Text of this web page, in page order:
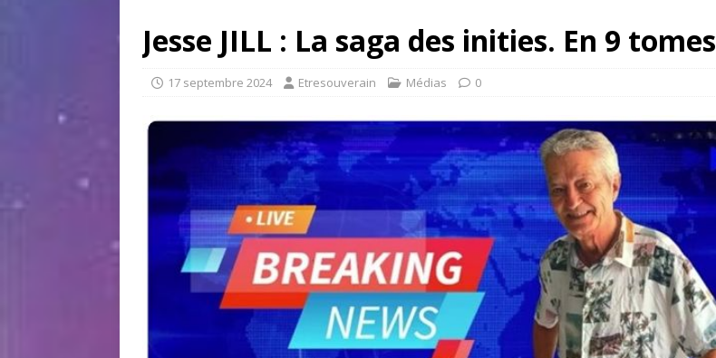
Jesse JILL : La saga des inities. En 9 tomes
17 septembre 2024 Etresouverain Médias 0